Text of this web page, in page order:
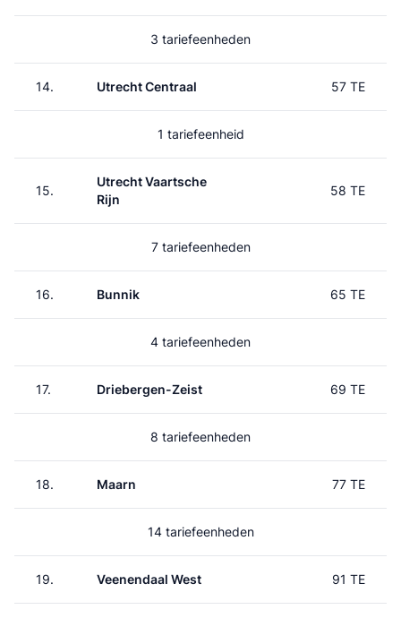
3 tariefeenheden
14. Utrecht Centraal 57 TE
1 tariefeenheid
15.
Utrecht Vaartsche
Rijn
58 TE
7 tariefeenheden
16. Bunnik 65 TE
4 tariefeenheden
17. Driebergen-Zeist 69 TE
8 tariefeenheden
18. Maarn 77 TE
14 tariefeenheden
19. Veenendaal West 91 TE